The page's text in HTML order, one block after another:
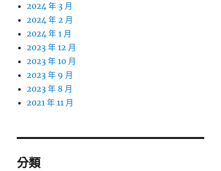
2024 年 3 月
2024 年 2 月
2024 年 1 月
2023 年 12 月
2023 年 10 月
2023 年 9 月
2023 年 8 月
2021 年 11 月
分類